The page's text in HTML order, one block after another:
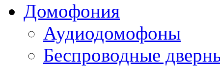
Домофония
Аудиодомофоны
Беспроводные